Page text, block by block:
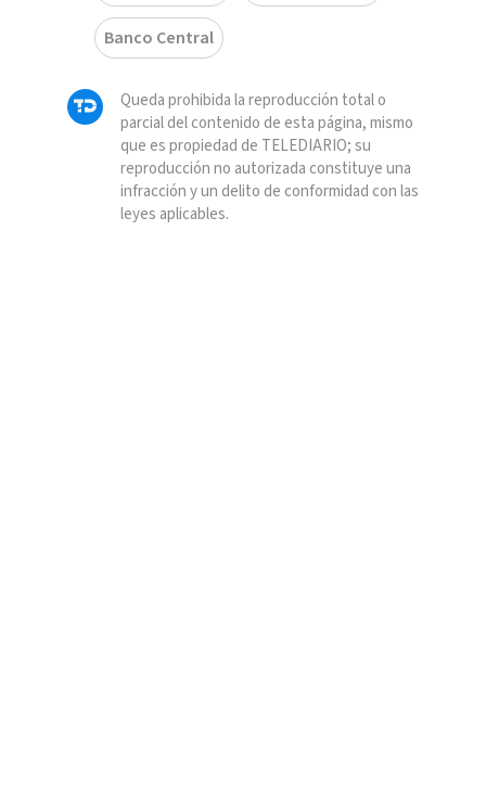
Banco Central
Queda prohibida la reproducción total o
parcial del contenido de esta página, mismo
que es propiedad de TELEDIARIO; su
reproducción no autorizada constituye una
infracción y un delito de conformidad con las
leyes aplicables.